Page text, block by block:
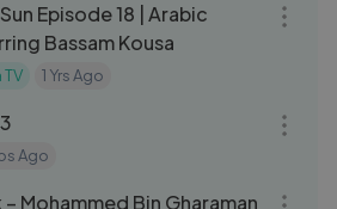
Episode 18 | Arabic
Bassam Kousa
1 Yrs Ago
Ago
– Mohammed Bin Gharaman